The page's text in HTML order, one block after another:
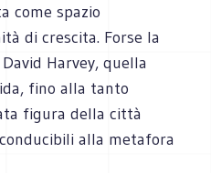
come spazio
di crescita. Forse la
Harvey, quella
fino alla tanto
figura della città
alla metafora